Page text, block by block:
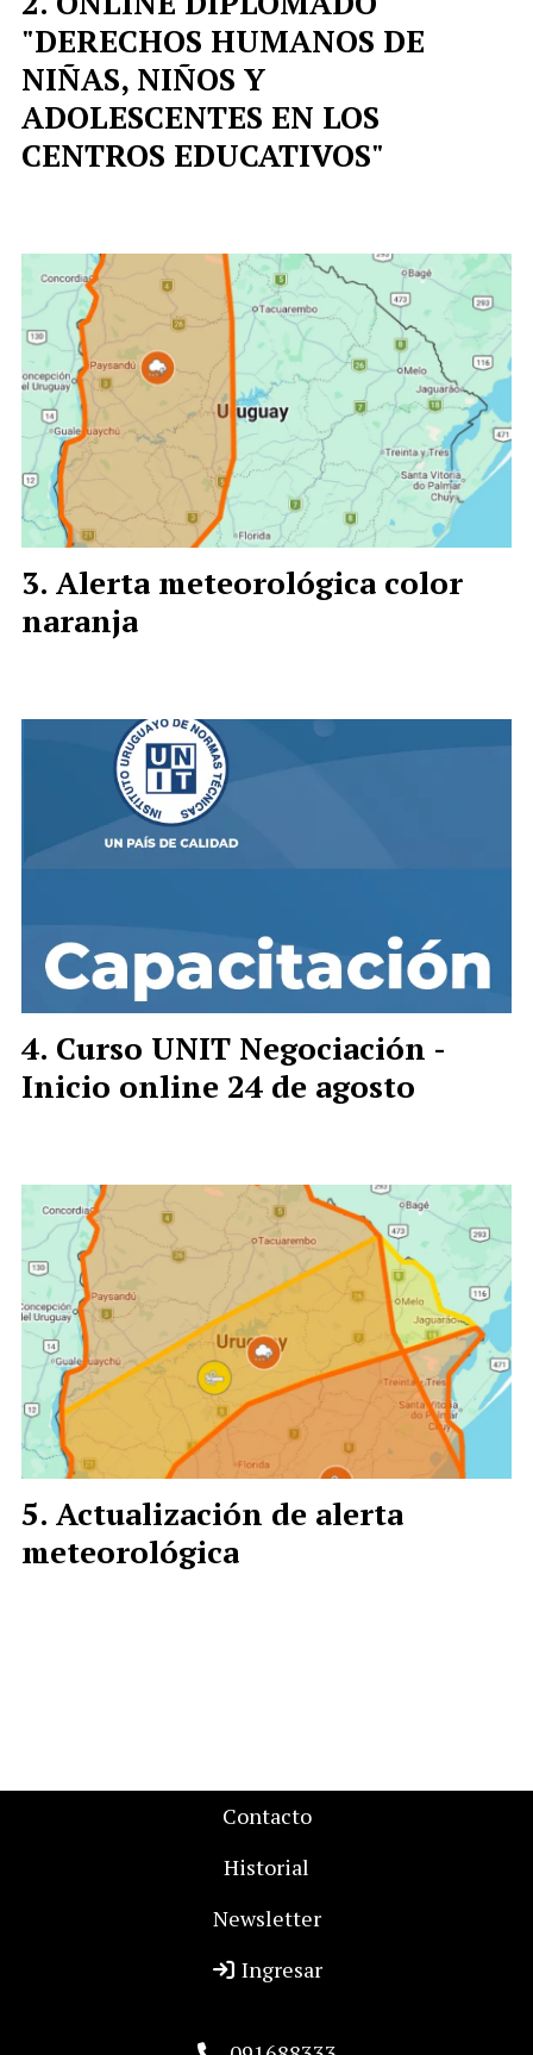
"DERECHOS HUMANOS DE
NIÑAS, NIÑOS Y
ADOLESCENTES EN LOS
CENTROS EDUCATIVOS"
Alerta meteorológica color
naranja
Curso UNIT Negociación -
Inicio online 24 de agosto
Actualización de alerta
meteorológica
Contacto
Historial
Newsletter
Ingresar